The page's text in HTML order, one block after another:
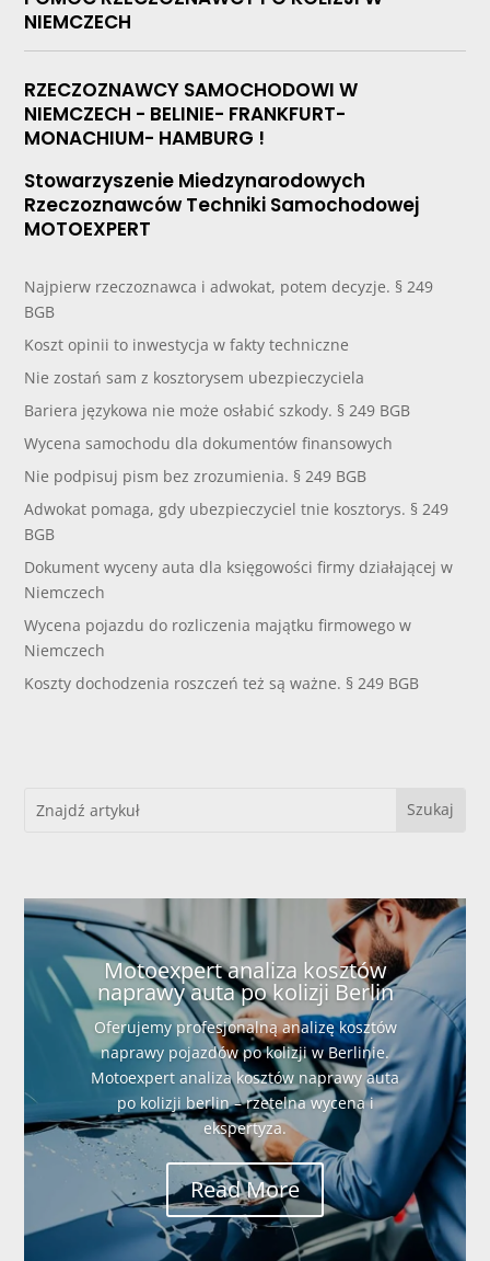
NIEMCZECH
RZECZOZNAWCY SAMOCHODOWI W
NIEMCZECH - BELINIE- FRANKFURT-
MONACHIUM- HAMBURG !
Stowarzyszenie Miedzynarodowych
Rzeczoznawców Techniki Samochodowej
MOTOEXPERT
Najpierw rzeczoznawca i adwokat, potem decyzje. § 249
BGB
Koszt opinii to inwestycja w fakty techniczne
Nie zostań sam z kosztorysem ubezpieczyciela
Bariera językowa nie może osłabić szkody. § 249 BGB
Wycena samochodu dla dokumentów finansowych
Nie podpisuj pism bez zrozumienia. § 249 BGB
Adwokat pomaga, gdy ubezpieczyciel tnie kosztorys. § 249
BGB
Dokument wyceny auta dla księgowości firmy działającej w
Niemczech
Wycena pojazdu do rozliczenia majątku firmowego w
Niemczech
Koszty dochodzenia roszczeń też są ważne. § 249 BGB
Motoexpert analiza kosztów
naprawy auta po kolizji Berlin
Oferujemy profesjonalną analizę kosztów
naprawy pojazdów po kolizji w Berlinie.
Motoexpert analiza kosztów naprawy auta
po kolizji berlin – rzetelna wycena i
ekspertyza.
Read More